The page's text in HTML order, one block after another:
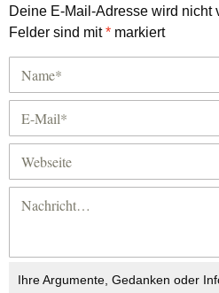
Deine E-Mail-Adresse wird nicht
Felder sind mit* markiert
Ihre Argumente, Gedanken oder